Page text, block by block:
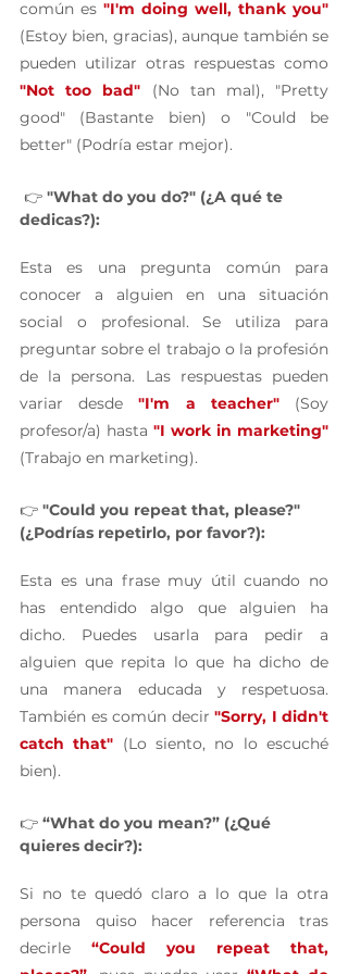
común es "I'm doing well, thank you"
(Estoy bien, gracias), aunque también se
"Not too bad" (No tan mal), "Pretty
good" (Bastante bien) o "Could be
better" (Podría estar mejor).
👉 "What do you do?" (¿A qué te
dedicas?):
Esta es una pregunta común para
conocer a alguien en una situación
social o profesional. Se utiliza para
preguntar sobre el trabajo o la profesión
de la persona. Las respuestas pueden
variar desde "I'm a teacher" (Soy
profesor/a) hasta "I work in marketing"
(Trabajo en marketing).
👉 "Could you repeat that, please?"
(¿Podrías repetirlo, por favor?):
Esta es una frase muy útil cuando no
has entendido algo que alguien ha
dicho. Puedes usarla para pedir a
alguien que repita lo que ha dicho de
una manera educada y respetuosa.
También es común decir "Sorry, I didn't
catch that" (Lo siento, no lo escuché
bien).
👉 “What do you mean?” (¿Qué
quieres decir?):
Si no te quedó claro a lo que la otra
persona quiso hacer referencia tras
decirle “Could you repeat that,